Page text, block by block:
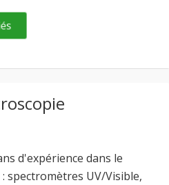
d'expérience dans le
spectromètres UV/Visible,